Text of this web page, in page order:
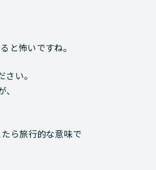
と怖いですね。
い。
ら旅行的な意味で